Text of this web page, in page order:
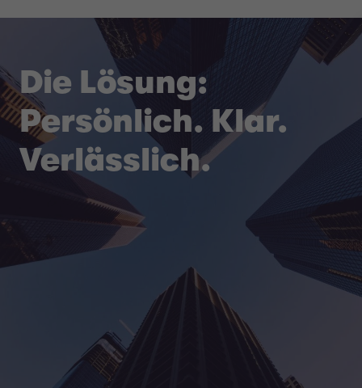
Die Lösung:
Persönlich. Klar.
Verlässlich.